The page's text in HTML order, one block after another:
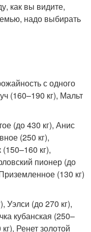
как вы видите,
надо выбирать
с одного
(160–190 кг), Мальт
(до 430 кг), Анис
(250 кг),
кг),
пионер (до
(130 кг)
Уэлси (до 270 кг),
кубанская (250–
Ренет золотой